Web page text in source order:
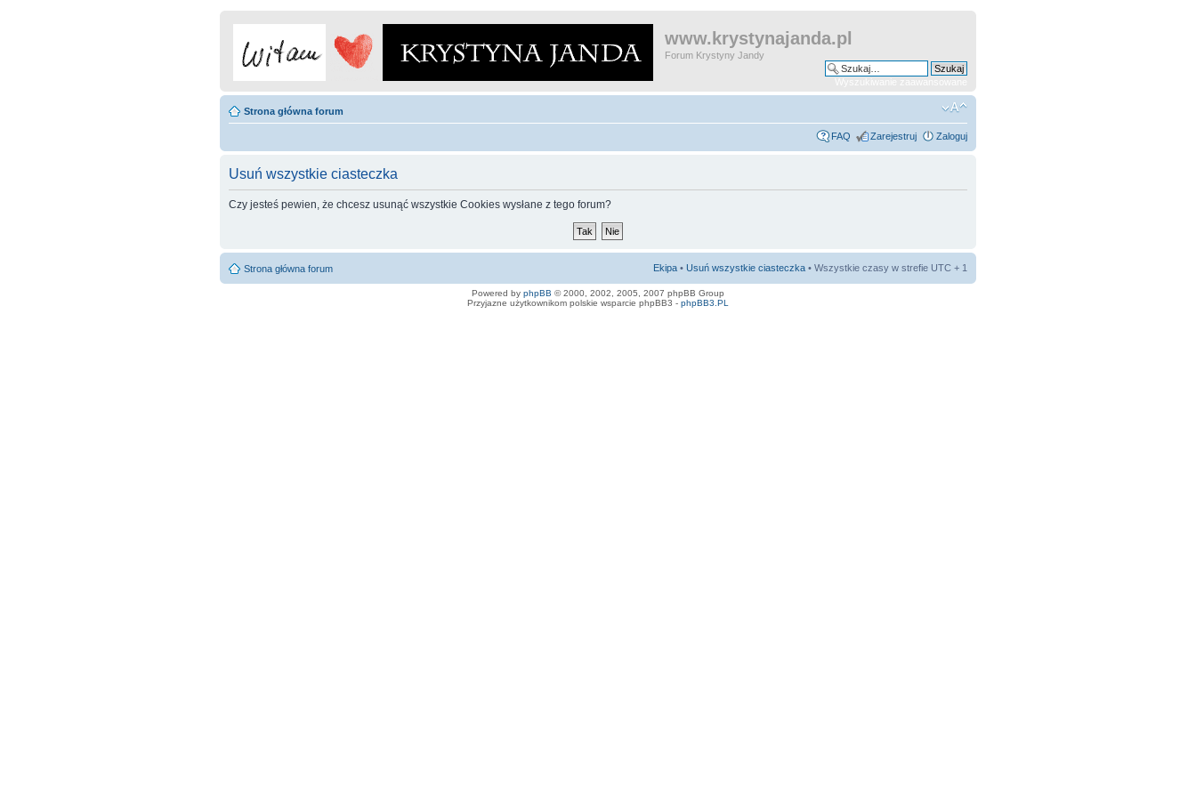
www.krystynajanda.pl
Forum Krystyny Jandy
Strona główna forum
FAQ Zarejestruj Zaloguj
Usuń wszystkie ciasteczka
Czy jesteś pewien, że chcesz usunąć wszystkie Cookies wysłane z tego forum?
Strona główna forum Ekipa • Usuń wszystkie ciasteczka • Wszystkie czasy w strefie UTC + 1
Powered by phpBB © 2000, 2002, 2005, 2007 phpBB Group
Przyjazne użytkownikom polskie wsparcie phpBB3 - phpBB3.PL